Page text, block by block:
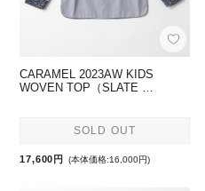
CARAMEL 2023AW KIDS
WOVEN TOP（SLATE …
SOLD OUT
17,600円 (本体価格:16,000円)